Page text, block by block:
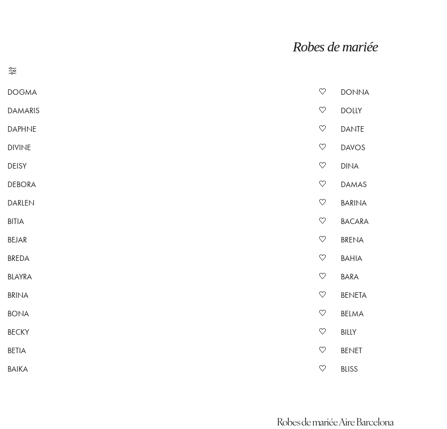
Robes de mariée
DOGMA
DONNA
DAMARIS
DOLLY
DAPHNE
DANTE
DIVINE
DAVOS
DEISY
DINA
DEBORA
DAMAS
DARLEN
BARINA
BITIA
BACARA
BEJAR
BRENA
BREDA
BAHIA
BLAYRA
BARA
BRINA
BENETA
BONA
BELMA
BECKY
BILLY
BETIA
BENET
BAIKA
BLISS
Robes de mariée Aire Barcelona